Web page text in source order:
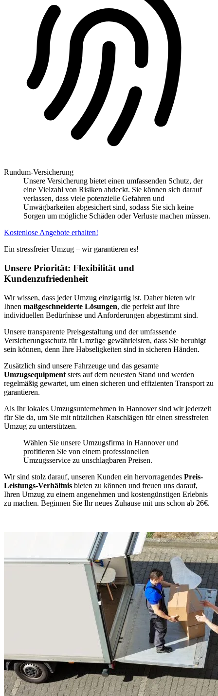
Rundum-Versicherung
Unsere Versicherung bietet einen umfassenden Schutz, der
eine Vielzahl von Risiken abdeckt. Sie können sich darauf
verlassen, dass viele potenzielle Gefahren und
Unwägbarkeiten abgesichert sind, sodass Sie sich keine
Sorgen um mögliche Schäden oder Verluste machen müssen.
Kostenlose Angebote erhalten!
Ein stressfreier Umzug – wir garantieren es!
Unsere Priorität: Flexibilität und
Kundenzufriedenheit
Wir wissen, dass jeder Umzug einzigartig ist. Daher bieten wir
Ihnen maßgeschneiderte Lösungen, die perfekt auf Ihre
individuellen Bedürfnisse und Anforderungen abgestimmt sind.
Unsere transparente Preisgestaltung und der umfassende
Versicherungsschutz für Umzüge gewährleisten, dass Sie beruhigt
sein können, denn Ihre Habseligkeiten sind in sicheren Händen.
Zusätzlich sind unsere Fahrzeuge und das gesamte
Umzugsequipment stets auf dem neuesten Stand und werden
regelmäßig gewartet, um einen sicheren und effizienten Transport zu
garantieren.
Als Ihr lokales Umzugsunternehmen in Hannover sind wir jederzeit
für Sie da, um Sie mit nützlichen Ratschlägen für einen stressfreien
Umzug zu unterstützen.
Wählen Sie unsere Umzugsfirma in Hannover und
profitieren Sie von einem professionellen
Umzugsservice zu unschlagbaren Preisen.
Wir sind stolz darauf, unseren Kunden ein hervorragendes Preis-
Leistungs-Verhältnis bieten zu können und freuen uns darauf,
Ihren Umzug zu einem angenehmen und kostengünstigen Erlebnis
zu machen. Beginnen Sie Ihr neues Zuhause mit uns schon ab 26€.